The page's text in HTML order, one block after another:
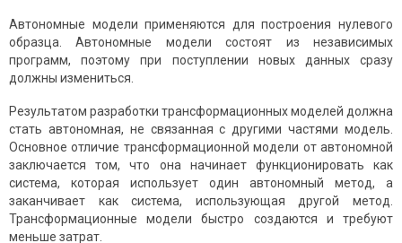
Автономные модели применяются для построения нулевого
образца. Автономные модели состоят из независимых
программ, поэтому при поступлении новых данных сразу
должны измениться.
Результатом разработки трансформационных моделей должна
стать автономная, не связанная с другими частями модель.
Основное отличие трансформационной модели от автономной
заключается том, что она начинает функционировать как
система, которая использует один автономный метод, а
заканчивает как система, использующая другой метод.
Трансформационные модели быстро создаются и требуют
меньше затрат.